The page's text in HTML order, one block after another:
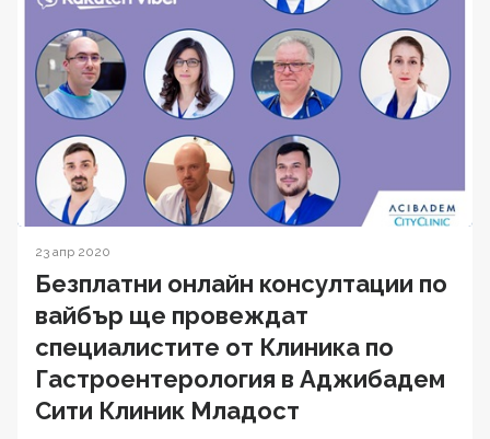
23 апр 2020
Безплатни онлайн консултации по
вайбър ще провеждат
специалистите от Клиника по
Гастроентерология в Аджибадем
Сити Клиник Младост